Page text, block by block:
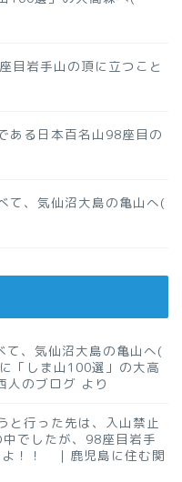
目岩手山の頂に立つこと
ある日本百名山98座目の
て、気仙沼大島の亀山へ(
、気仙沼大島の亀山へ(
「しま山100選」の大高
人のブログ より
と行った先は、入山禁止
でしたが、98座目岩手
よ！！ ｜鹿児島に住む関